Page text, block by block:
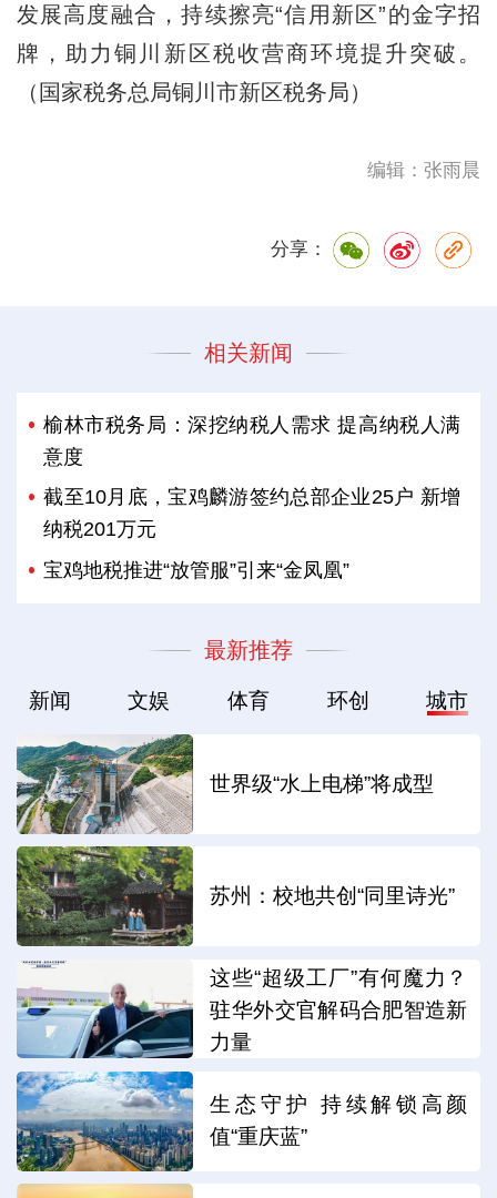
发展高度融合，持续擦亮“信用新区”的金字招
牌，助力铜川新区税收营商环境提升突破。
（国家税务总局铜川市新区税务局）
编辑：张雨晨
分享：
相关新闻
榆林市税务局：深挖纳税人需求 提高纳税人满
意度
截至10月底，宝鸡麟游签约总部企业25户 新增
纳税201万元
宝鸡地税推进“放管服”引来“金凤凰”
最新推荐
新闻 文娱 体育 环创 城市
世界级“水上电梯”将成型
苏州：校地共创“同里诗光”
这些“超级工厂”有何魔力？
驻华外交官解码合肥智造新
力量
生态守护 持续解锁高颜
值“重庆蓝”